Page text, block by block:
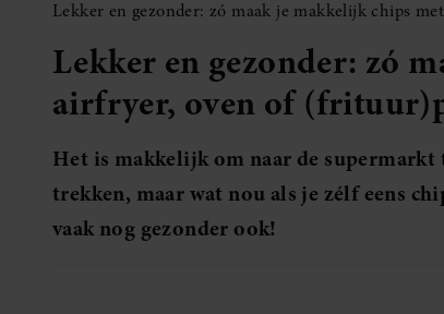
Lekker en gezonder: zó maak je makkelijk chips
Lekker en gezonder: zó
airfryer, oven of
Het is makkelijk om naar de supermarkt
trekken, maar wat nou als je zélf eens
vaak nog gezonder ook!